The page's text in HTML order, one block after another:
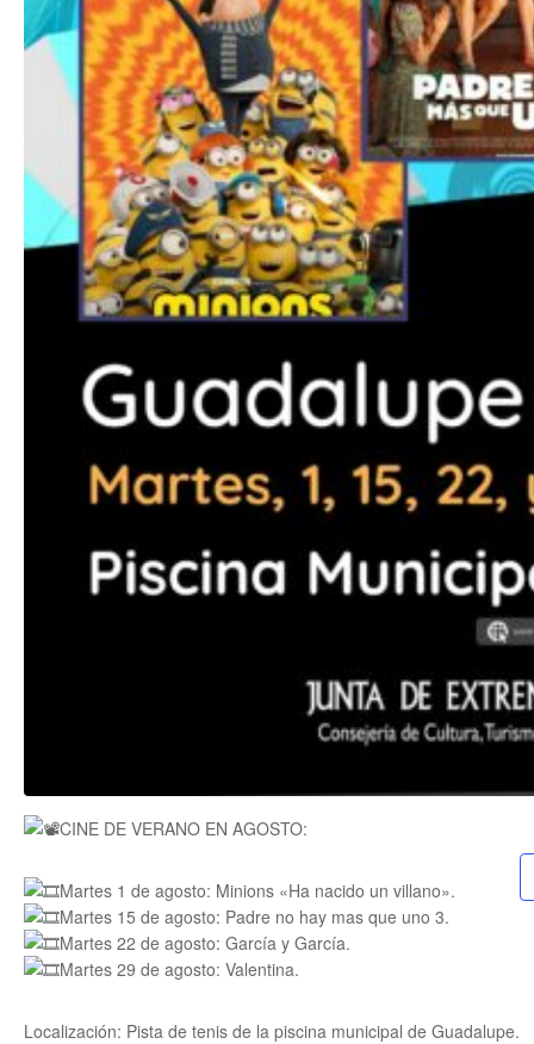
CINE DE VERANO EN AGOSTO:
Martes 1 de agosto: Minions «Ha nacido un villano».
Martes 15 de agosto: Padre no hay mas que uno 3.
Martes 22 de agosto: García y García.
Martes 29 de agosto: Valentina.
Localización: Pista de tenis de la piscina municipal de Guadalupe.